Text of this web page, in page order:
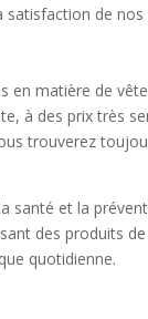
de
matière de
à des prix très
trouverez
santé et la
des produits
quotidienne.